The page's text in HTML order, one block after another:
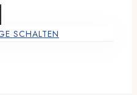
SCHALTEN